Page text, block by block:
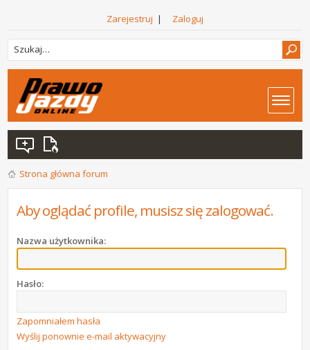
Zarejestruj | Zaloguj
Strona główna forum
Aby oglądać profile, musisz się zalogować.
Nazwa użytkownika:
Hasło:
Zapomniałem hasła
Wyślij ponownie e-mail aktywacyjny